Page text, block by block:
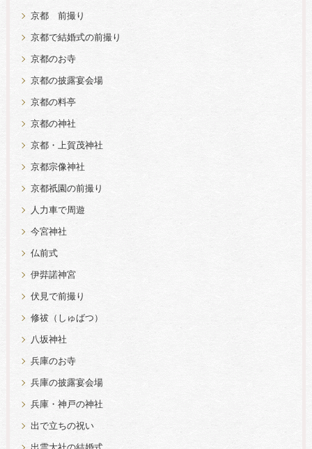
京都 前撮り
京都で結婚式の前撮り
京都のお寺
京都の披露宴会場
京都の料亭
京都の神社
京都・上賀茂神社
京都宗像神社
京都祇園の前撮り
人力車で周遊
今宮神社
仏前式
伊弉諾神宮
伏見で前撮り
修祓（しゅばつ）
八坂神社
兵庫のお寺
兵庫の披露宴会場
兵庫・神戸の神社
出で立ちの祝い